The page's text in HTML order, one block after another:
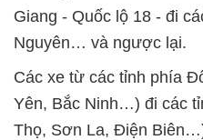
Giang - Quốc lộ 18 - đi
Nguyên… và ngược lại.
Các xe từ các tỉnh phía
Yên, Bắc Ninh…) đi các
Thọ, Sơn La, Điện